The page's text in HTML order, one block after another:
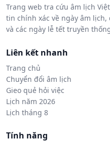
Trang web tra cứu âm lịch
tin chính xác về ngày âm
và các ngày lễ tết truyền
Liên kết nhanh
Trang chủ
Chuyển đổi âm lịch
Gieo quẻ hỏi việc
Lịch năm 2026
Lịch tháng 8
Tính năng